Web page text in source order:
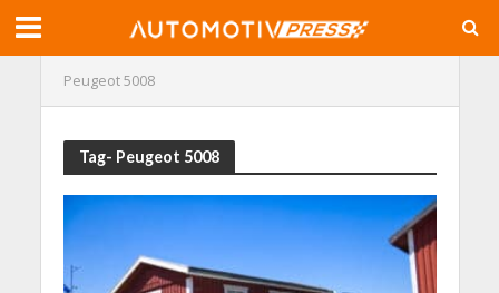
Peugeot 5008
Tag- Peugeot 5008